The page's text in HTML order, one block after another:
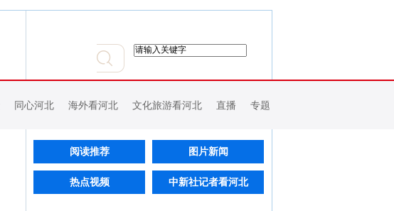
同心河北 海外看河北 文化旅游看河北 直播 专题
阅读推荐 图片新闻
热点视频 中新社记者看河北